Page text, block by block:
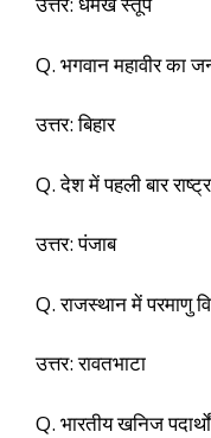
Q. भगवान महावीर का
उत्तर: बिहार
Q. देश में पहली बार
उत्तर: पंजाब
Q. राजस्थान में परमाणु
उत्तर: रावतभाटा
Q. भारतीय खनिज